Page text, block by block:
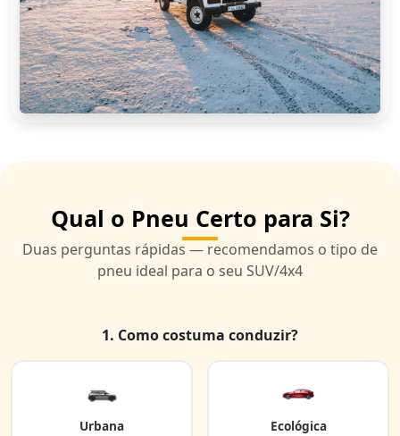
Qual o Pneu Certo para Si?
Duas perguntas rápidas — recomendamos o tipo de
pneu ideal para o seu SUV/4x4
1. Como costuma conduzir?
Urbana Ecológica